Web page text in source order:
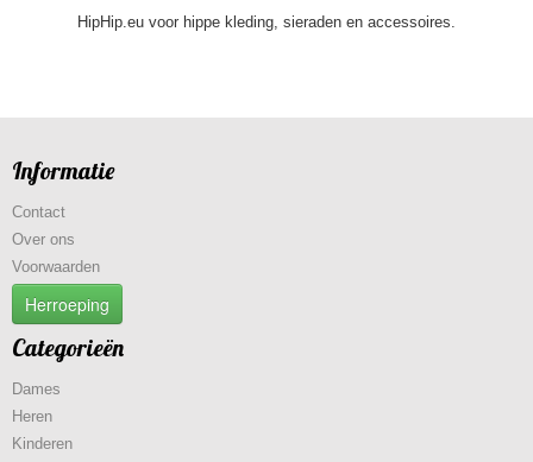
HipHip.eu voor hippe kleding, sieraden en accessoires.
Informatie
Contact
Over ons
Voorwaarden
Herroeping
Categorieën
Dames
Heren
Kinderen